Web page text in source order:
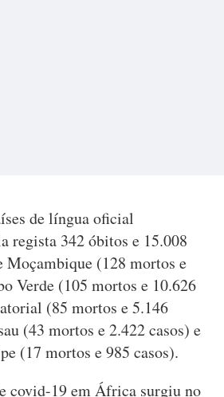
de língua oficial
regista 342 óbitos e 15.008
Moçambique (128 mortos e
Verde (105 mortos e 10.626
(85 mortos e 5.146
(43 mortos e 2.422 casos) e
(17 mortos e 985 casos).
covid-19 em África surgiu no